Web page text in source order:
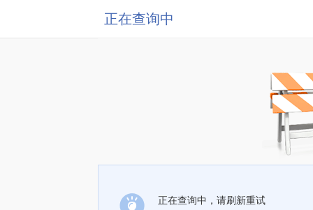
正在查询中
正在查询中，请刷新重试